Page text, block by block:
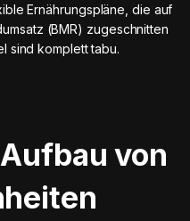
Ernährungspläne, die auf
(BMR) zugeschnitten
sind komplett tabu.
von